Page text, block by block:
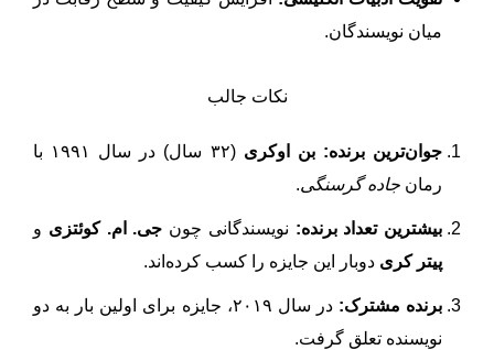
میان نویسندگان.
نکات جالب
جوان‌ترین برنده: بن اوکری
(۳۲ سال) در سال ۱۹۹۱ با
رمان جاده گرسنگی.
بیشترین تعداد برنده: نویسندگانی چون جی. ام. کوئتزی و
پیتر کری دوبار این جایزه را کسب کرده‌اند.
برنده مشترک:
در سال ۲۰۱۹، جایزه برای اولین بار به دو
نویسنده تعلق گرفت.